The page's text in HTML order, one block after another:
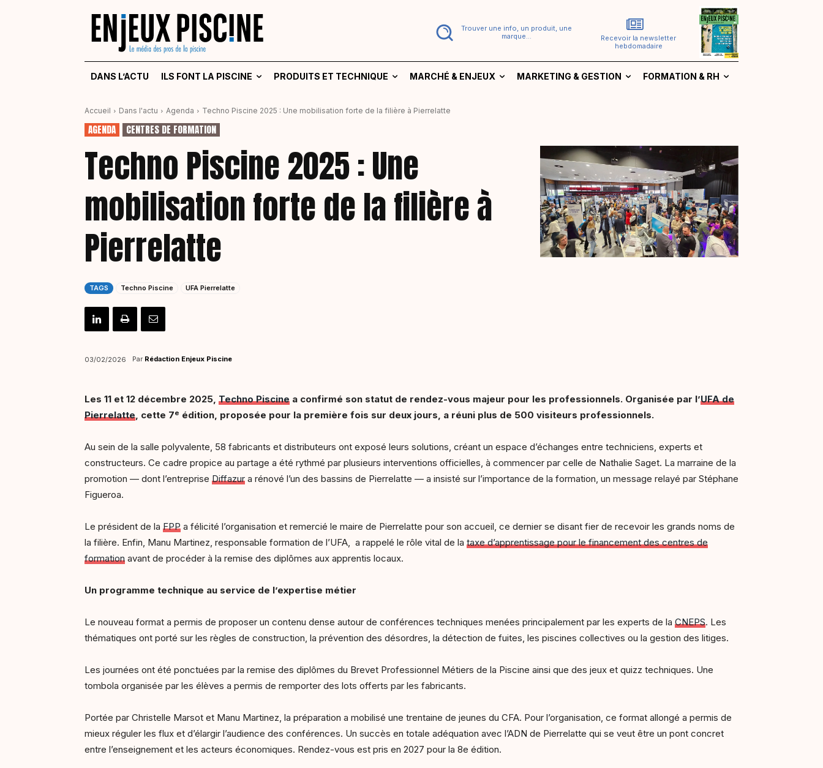
Trouver une info, un produit, une
marque...
Recevoir la newsletter
hebdomadaire
DANS L’ACTU ILS FONT LA PISCINE PRODUITS ET TECHNIQUE MARCHÉ & ENJEUX MARKETING & GESTION FORMATION & RH
Accueil Dans l'actu Agenda Techno Piscine 2025 : Une mobilisation forte de la filière à Pierrelatte
AGENDA CENTRES DE FORMATION
Techno Piscine 2025 : Une
mobilisation forte de la filière à
Pierrelatte
TAGS Techno Piscine UFA Pierrelatte
03/02/2026 Par Rédaction Enjeux Piscine
Les 11 et 12 décembre 2025, Techno Piscine a confirmé son statut de rendez-vous majeur pour les professionnels. Organisée par l’UFA de
Pierrelatte, cette 7e édition, proposée pour la première fois sur deux jours, a réuni plus de 500 visiteurs professionnels.
Au sein de la salle polyvalente, 58 fabricants et distributeurs ont exposé leurs solutions, créant un espace d’échanges entre techniciens, experts et
constructeurs. Ce cadre propice au partage a été rythmé par plusieurs interventions officielles, à commencer par celle de Nathalie Saget. La marraine de la
promotion — dont l’entreprise Diffazur a rénové l’un des bassins de Pierrelatte — a insisté sur l’importance de la formation, un message relayé par Stéphane
Figueroa.
Le président de la FPP a félicité l’organisation et remercié le maire de Pierrelatte pour son accueil, ce dernier se disant fier de recevoir les grands noms de
la filière. Enfin, Manu Martinez, responsable formation de l’UFA, a rappelé le rôle vital de la taxe d’apprentissage pour le financement des centres de
formation avant de procéder à la remise des diplômes aux apprentis locaux.
Un programme technique au service de l’expertise métier
Le nouveau format a permis de proposer un contenu dense autour de conférences techniques menées principalement par les experts de la CNEPS. Les
thématiques ont porté sur les règles de construction, la prévention des désordres, la détection de fuites, les piscines collectives ou la gestion des litiges.
Les journées ont été ponctuées par la remise des diplômes du Brevet Professionnel Métiers de la Piscine ainsi que des jeux et quizz techniques. Une
tombola organisée par les élèves a permis de remporter des lots offerts par les fabricants.
Portée par Christelle Marsot et Manu Martinez, la préparation a mobilisé une trentaine de jeunes du CFA. Pour l’organisation, ce format allongé a permis de
mieux réguler les flux et d’élargir l’audience des conférences. Un succès en totale adéquation avec l’ADN de Pierrelatte qui se veut être un pont concret
entre l’enseignement et les acteurs économiques. Rendez-vous est pris en 2027 pour la 8e édition.